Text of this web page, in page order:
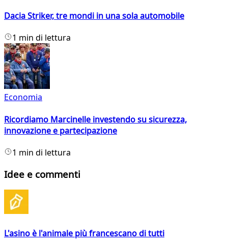
Dacia Striker, tre mondi in una sola automobile
1 min di lettura
Economia
Ricordiamo Marcinelle investendo su sicurezza,
innovazione e partecipazione
1 min di lettura
Idee e commenti
L'asino è l'animale più francescano di tutti